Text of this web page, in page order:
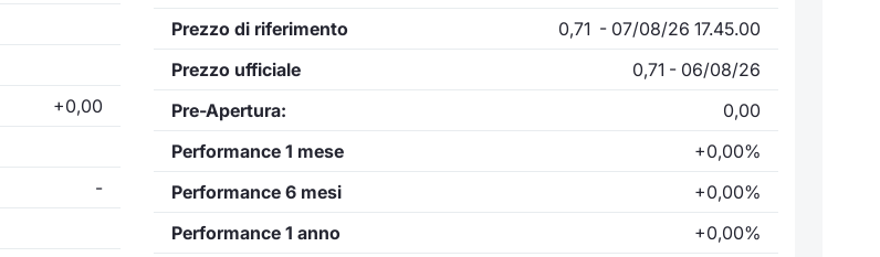
+0,00
-
Prezzo di riferimento
0,71 - 07/08/26 17.45.00
Prezzo ufficiale
0,71 - 06/08/26
Pre-Apertura:
0,00
Performance 1 mese
+0,00%
Performance 6 mesi
+0,00%
Performance 1 anno
+0,00%